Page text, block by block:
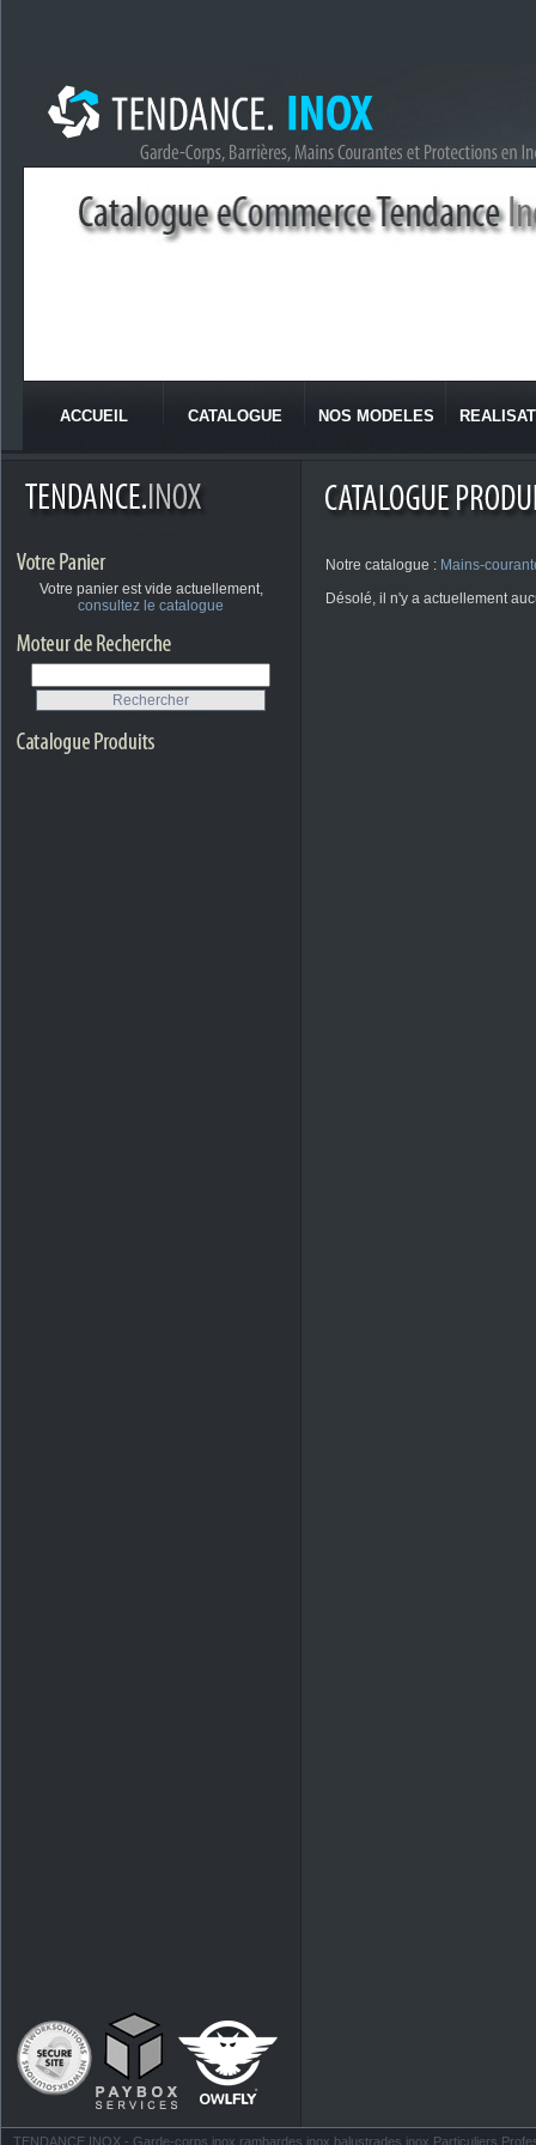
ACCUEIL CATALOGUE NOS MODELES
Votre panier est vide actuellement,
consultez le catalogue
Notre catalogue : Mains-
Désolé, il n'y a actuellement
TENDANCE INOX - Garde-corps inox rambardes inox balustrades inox Particuliers